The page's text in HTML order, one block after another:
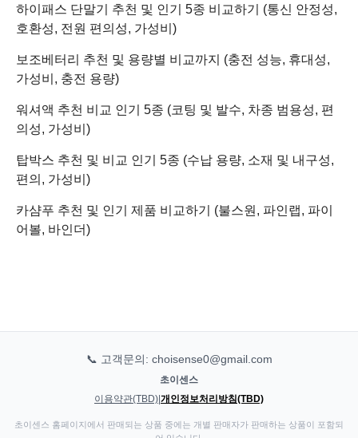
하이패스 단말기 추천 및 인기 5종 비교하기 (통신 안정성,
호환성, 전원 편의성, 가성비)
보조베터리 추천 및 용량별 비교까지 (충전 성능, 휴대성,
가성비, 충전 용량)
워셔액 추천 비교 인기 5종 (코팅 및 발수, 차종 범용성, 편
의성, 가성비)
탑박스 추천 및 비교 인기 5종 (수납 용량, 소재 및 내구성,
편의, 가성비)
카샴푸 추천 및 인기 제품 비교하기 (불스원, 파인랩, 파이
어볼, 바인더)
📞 고객문의: choisense0@gmail.com
초이센스
이용약관(TBD) 개인정보처리방침(TBD)
초이센스 홈페이지에서 판매되는 상품 중에는 개별 판매자가 판매하는 상품이 포함되